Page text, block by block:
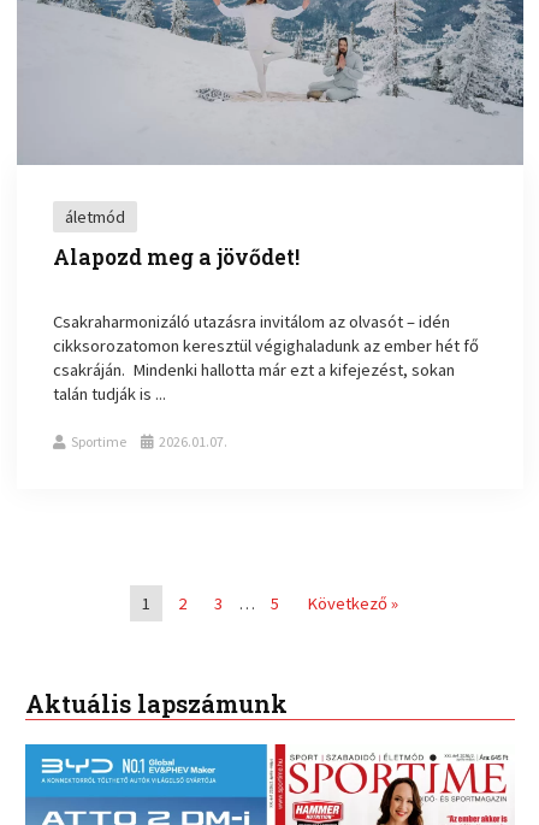
áletmód
Alapozd meg a jövődet!
Csakraharmonizáló utazásra invitálom az olvasót – idén
cikksorozatomon keresztül végighaladunk az ember hét fő
csakráján. Mindenki hallotta már ezt a kifejezést, sokan
talán tudják is ...
Sportime 2026.01.07.
1 2 3 … 5 Következő »
Aktuális lapszámunk